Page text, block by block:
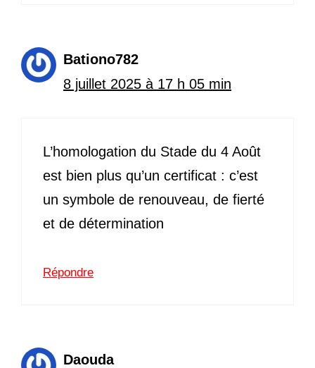
Bationo782
8 juillet 2025 à 17 h 05 min
L’homologation du Stade du 4 Août
est bien plus qu’un certificat : c’est
un symbole de renouveau, de fierté
et de détermination
Répondre
Daouda